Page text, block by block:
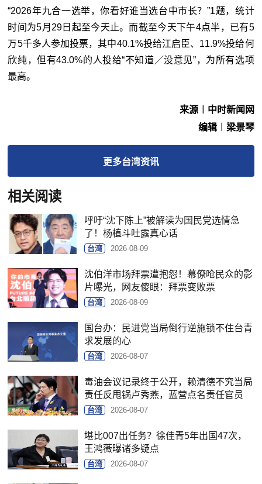
“2026年九合一选举，你看好谁当选台中市长？”1题，统计
时间为5月29日起至今天止。而截至今天下午4点半，已有5
万5千多人参加投票，其中40.1%投给江启臣、11.9%投给何
欣纯，但有43.0%的人投给“不知道／没意见”，为所有选项
最高。
来源︱中时新闻网
编辑︱梁景琴
更多台湾资讯
相关阅读
呼吁“沈下陈上”被解读为国民党选情急
了！杨植斗吐露真心话
台湾 2026-08-09
沈伯洋市场拜票遭抱怨！幕僚呛民众的影
片曝光，网友傻眼：拜票变败票
台湾 2026-08-09
国台办：民进党当局倒行逆施锁不住台青
求发展的心
台湾 2026-08-07
毒油会议记录终于公开，赖清德不究当局
责任反甩锅卢秀燕，蓝营点名责任官员
台湾 2026-08-07
堪比007出任务？徐佳青5年出国47次，
王鸿薇曝诸多疑点
台湾 2026-08-07